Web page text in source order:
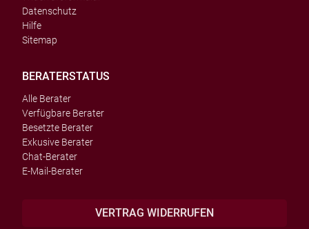
Datenschutz
Hilfe
Sitemap
BERATERSTATUS
Alle Berater
Verfügbare Berater
Besetzte Berater
Exkusive Berater
Chat-Berater
E-Mail-Berater
VERTRAG WIDERRUFEN